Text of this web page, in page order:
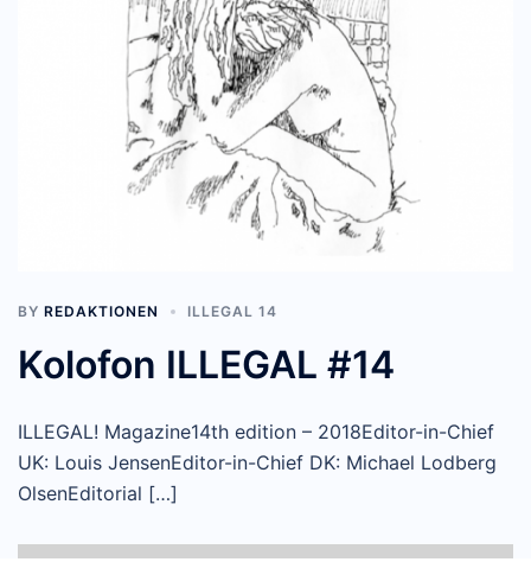
BY REDAKTIONEN ILLEGAL 14
Kolofon ILLEGAL #14
ILLEGAL! Magazine14th edition – 2018Editor-in-Chief
UK: Louis JensenEditor-in-Chief DK: Michael Lodberg
OlsenEditorial […]